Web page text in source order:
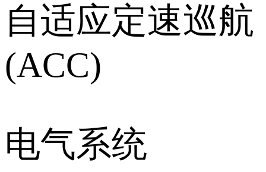
自适应定速巡航
(ACC)
电气系统